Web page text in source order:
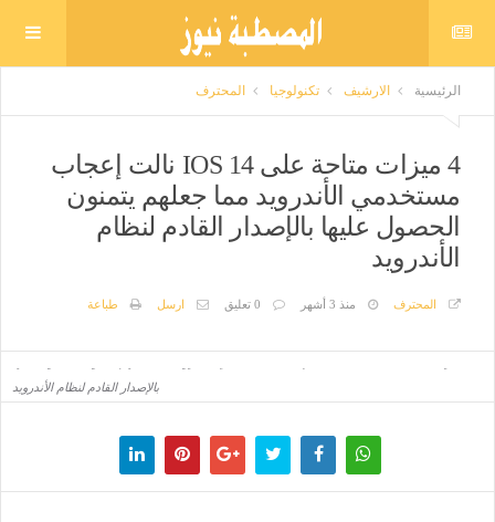
الرئيسية الارشيف تكنولوجيا المحترف
4 ميزات متاحة على IOS 14 نالت إعجاب
مستخدمي الأندرويد مما جعلهم يتمنون
الحصول عليها بالإصدار القادم لنظام
الأندرويد
المحترف منذ 3 أشهر 0 تعليق ارسل طباعة
بالإصدار القادم لنظام الأندرويد